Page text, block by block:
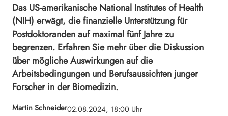
Das US-amerikanische National Institutes of Health
(NIH) erwägt, die finanzielle Unterstützung für
Postdoktoranden auf maximal fünf Jahre zu
begrenzen. Erfahren Sie mehr über die Diskussion
über mögliche Auswirkungen auf die
Arbeitsbedingungen und Berufsaussichten junger
Forscher in der Biomedizin.
Martin Schneider02.08.2024, 18:00 Uhr